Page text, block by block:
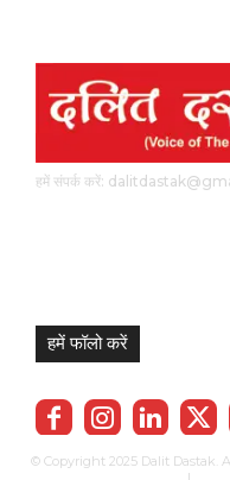
हमें संपर्क करें:
हमें फॉलो करें
© Copyright 2025 Dalit